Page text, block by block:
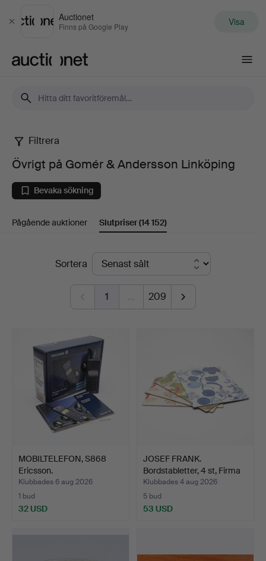
Stäng
Auctionet
Finns på Google Play Visa
Övrigt
på
Gomér
Andersson
Linköping
Filtrera
Övrigt på Gomér & Andersson Linköping
Bevaka sökning
Pågående auktioner Slutpriser(14 152)
SlutpriserSortera
1 … 209
MOBILTELEFON, S868
Ericsson.
Klubbades 6 aug 2026
1 bud
32 USD
JOSEF FRANK.
Bordstabletter, 4 st, Firma
S…
Klubbades 4 aug 2026
5 bud
53 USD